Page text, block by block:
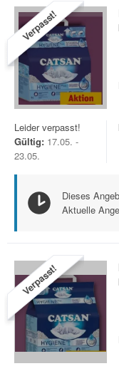
Verpasst!
Leider verpasst!
Gültig: 17.05. -
23.05.
Dieses
Aktuelle
Verpasst!